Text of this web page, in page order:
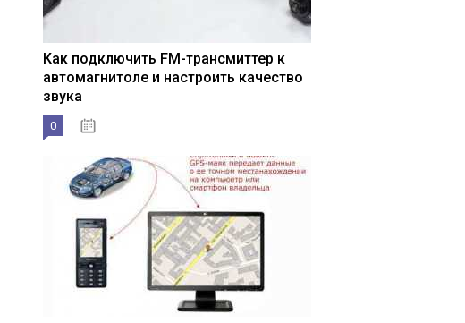
Как подключить FM-трансмиттер к
автомагнитоле и настроить качество
звука
0